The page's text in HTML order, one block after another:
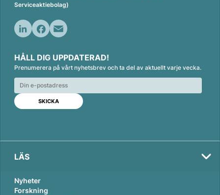
Serviceaktiebolag)
n
k
e
d
n
c
e
b
o
o
k
a
i
l
HÅLL DIG UPPDATERAD!
Prenumerera på vårt nyhetsbrev och ta del av aktuellt varje vecka.
LÄS
Nyheter
Forskning